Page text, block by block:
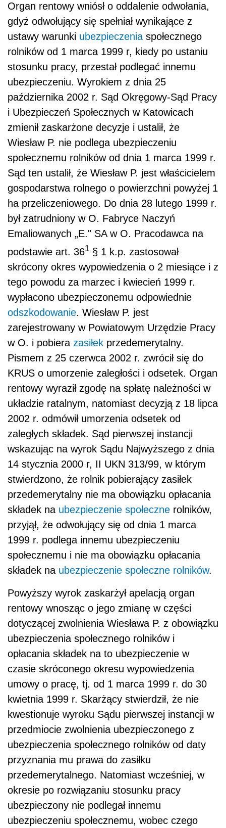
Organ rentowy wniósł o oddalenie odwołania,
gdyż odwołujący się spełniał wynikające z
ustawy warunki ubezpieczenia społecznego
rolników od 1 marca 1999 r, kiedy po ustaniu
stosunku pracy, przestał podlegać innemu
ubezpieczeniu. Wyrokiem z dnia 25
października 2002 r. Sąd Okręgowy-Sąd Pracy
i Ubezpieczeń Społecznych w Katowicach
zmienił zaskarżone decyzje i ustalił, że
Wiesław P. nie podlega ubezpieczeniu
społecznemu rolników od dnia 1 marca 1999 r.
Sąd ten ustalił, że Wiesław P. jest właścicielem
gospodarstwa rolnego o powierzchni powyżej 1
ha przeliczeniowego. Do dnia 28 lutego 1999 r.
był zatrudniony w O. Fabryce Naczyń
Emaliowanych „E." SA w O. Pracodawca na
podstawie art. 361 § 1 k.p. zastosował
skrócony okres wypowiedzenia o 2 miesiące i z
tego powodu za marzec i kwiecień 1999 r.
wypłacono ubezpieczonemu odpowiednie
odszkodowanie. Wiesław P. jest
zarejestrowany w Powiatowym Urzędzie Pracy
w O. i pobiera zasiłek przedemerytalny.
Pismem z 25 czerwca 2002 r. zwrócił się do
KRUS o umorzenie zaległości i odsetek. Organ
rentowy wyraził zgodę na spłatę należności w
układzie ratalnym, natomiast decyzją z 18 lipca
2002 r. odmówił umorzenia odsetek od
zaległych składek. Sąd pierwszej instancji
wskazując na wyrok Sądu Najwyższego z dnia
14 stycznia 2000 r, II UKN 313/99, w którym
stwierdzono, że rolnik pobierający zasiłek
przedemerytalny nie ma obowiązku opłacania
składek na ubezpieczenie społeczne rolników,
przyjął, że odwołujący się od dnia 1 marca
1999 r. podlega innemu ubezpieczeniu
społecznemu i nie ma obowiązku opłacania
składek na ubezpieczenie społeczne rolników.
Powyższy wyrok zaskarżył apelacją organ
rentowy wnosząc o jego zmianę w części
dotyczącej zwolnienia Wiesława P. z obowiązku
ubezpieczenia społecznego rolników i
opłacania składek na to ubezpieczenie w
czasie skróconego okresu wypowiedzenia
umowy o pracę, tj. od 1 marca 1999 r. do 30
kwietnia 1999 r. Skarżący stwierdził, że nie
kwestionuje wyroku Sądu pierwszej instancji w
przedmiocie zwolnienia ubezpieczonego z
ubezpieczenia społecznego rolników od daty
przyznania mu prawa do zasiłku
przedemerytalnego. Natomiast wcześniej, w
okresie po rozwiązaniu stosunku pracy
ubezpieczony nie podlegał innemu
ubezpieczeniu społecznemu, wobec czego